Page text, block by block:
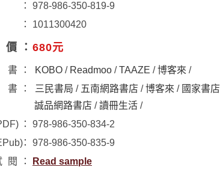
978-986-350-819-9
1011300420
680元
KOBO / Readmoo /TAAZE /博客來 /
三民書局 / 五南網路書店 /博客來 / 國家書店
誠品網路書店 /讀冊生活 /
978-986-350-834-2
978-986-350-835-9
閱
Read sample